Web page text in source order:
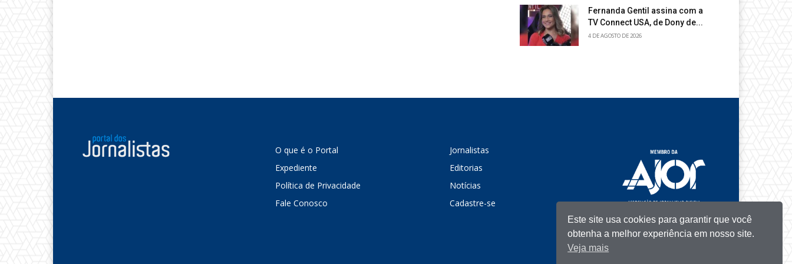
Fernanda Gentil assina com a
TV Connect USA, de Dony de...
4 DE AGOSTO DE 2026
O que é o Portal
Expediente
Política de Privacidade
Fale Conosco
Jornalistas
Editorias
Notícias
Cadastre-se
Este site usa cookies para garantir que você
obtenha a melhor experiência em nosso site.
Veja mais